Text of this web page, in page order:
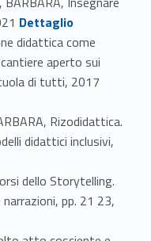
Link identifier #identifier_person_124454-35
Dettaglio
didattica come
aperto sui
di tutti, 2017
Rizodidattica.
didattici inclusivi,
dello Storytelling.
pp. 21 23,